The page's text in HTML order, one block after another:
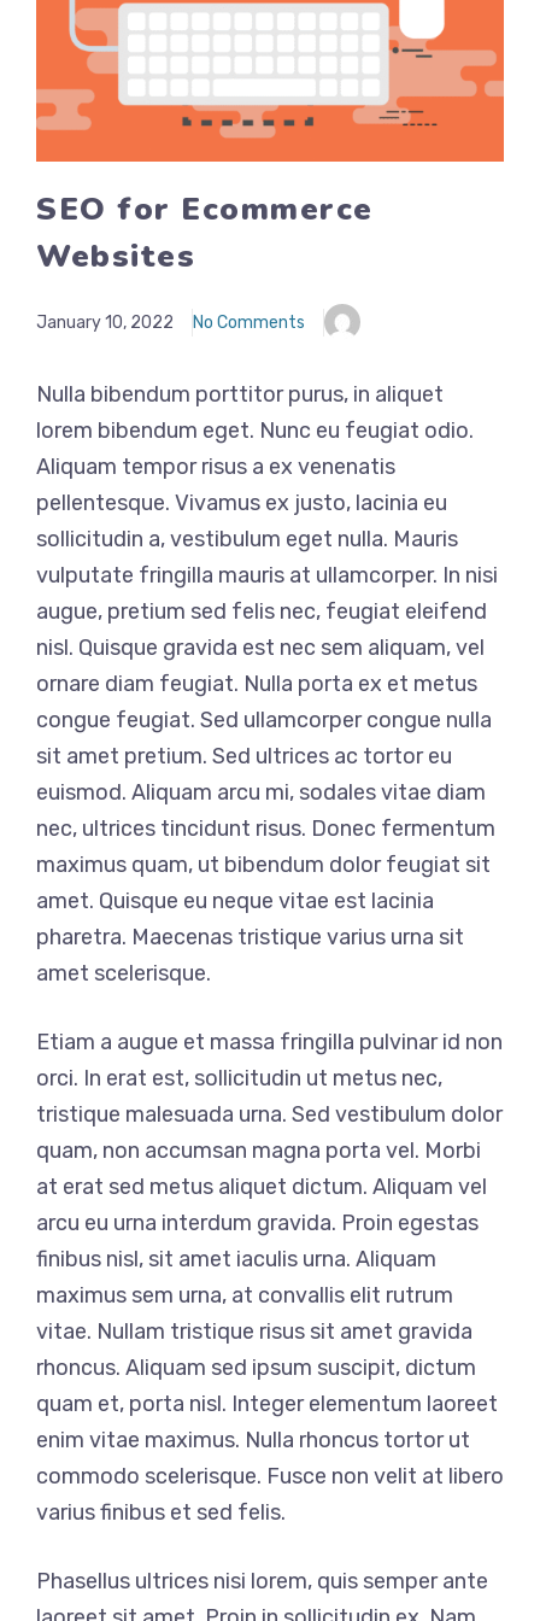
SEO for Ecommerce
Websites
January 10, 2022 No Comments
Nulla bibendum porttitor purus, in aliquet
lorem bibendum eget. Nunc eu feugiat odio.
Aliquam tempor risus a ex venenatis
pellentesque. Vivamus ex justo, lacinia eu
sollicitudin a, vestibulum eget nulla. Mauris
vulputate fringilla mauris at ullamcorper. In nisi
augue, pretium sed felis nec, feugiat eleifend
nisl. Quisque gravida est nec sem aliquam, vel
ornare diam feugiat. Nulla porta ex et metus
congue feugiat. Sed ullamcorper congue nulla
sit amet pretium. Sed ultrices ac tortor eu
euismod. Aliquam arcu mi, sodales vitae diam
nec, ultrices tincidunt risus. Donec fermentum
maximus quam, ut bibendum dolor feugiat sit
amet. Quisque eu neque vitae est lacinia
pharetra. Maecenas tristique varius urna sit
amet scelerisque.
Etiam a augue et massa fringilla pulvinar id non
orci. In erat est, sollicitudin ut metus nec,
tristique malesuada urna. Sed vestibulum dolor
quam, non accumsan magna porta vel. Morbi
at erat sed metus aliquet dictum. Aliquam vel
arcu eu urna interdum gravida. Proin egestas
finibus nisl, sit amet iaculis urna. Aliquam
maximus sem urna, at convallis elit rutrum
vitae. Nullam tristique risus sit amet gravida
rhoncus. Aliquam sed ipsum suscipit, dictum
quam et, porta nisl. Integer elementum laoreet
enim vitae maximus. Nulla rhoncus tortor ut
commodo scelerisque. Fusce non velit at libero
varius finibus et sed felis.
Phasellus ultrices nisi lorem, quis semper ante